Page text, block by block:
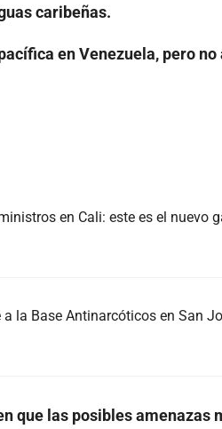
caribeñas.
en Venezuela, pero no
en Cali: este es el nuevo
la Base Antinarcóticos en San
que las posibles amenazas